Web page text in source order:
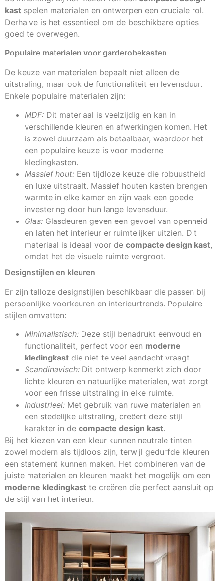
kast spelen materialen en ontwerpen een cruciale rol.
Derhalve is het essentieel om de beschikbare opties
goed te overwegen.
Populaire materialen voor garderobekasten
De keuze van materialen bepaalt niet alleen de
uitstraling, maar ook de functionaliteit en levensduur.
Enkele populaire materialen zijn:
MDF: Dit materiaal is veelzijdig en kan in
verschillende kleuren en afwerkingen komen. Het
is zowel duurzaam als betaalbaar, waardoor het
een populaire keuze is voor moderne
kledingkasten.
Massief hout: Een tijdloze keuze die robuustheid
en luxe uitstraalt. Massief houten kasten brengen
warmte in elke kamer en zijn vaak een goede
investering door hun lange levensduur.
Glas: Glasdeuren geven een gevoel van openheid
en laten het interieur er ruimtelijker uitzien. Dit
materiaal is ideaal voor de compacte design kast,
omdat het de visuele ruimte vergroot.
Designstijlen en kleuren
Er zijn talloze designstijlen beschikbaar die passen bij
persoonlijke voorkeuren en interieurtrends. Populaire
stijlen omvatten:
Minimalistisch: Deze stijl benadrukt eenvoud en
functionaliteit, perfect voor een moderne
kledingkast die niet te veel aandacht vraagt.
Scandinavisch: Dit ontwerp kenmerkt zich door
lichte kleuren en natuurlijke materialen, wat zorgt
voor een frisse uitstraling in elke ruimte.
Industrieel: Met gebruik van ruwe materialen en
een stedelijke uitstraling, creëert deze stijl
karakter in de compacte design kast.
Bij het kiezen van een kleur kunnen neutrale tinten
zowel modern als tijdloos zijn, terwijl gedurfde kleuren
een statement kunnen maken. Het combineren van de
juiste materialen en kleuren maakt het mogelijk om een
moderne kledingkast te creëren die perfect aansluit op
de stijl van het interieur.